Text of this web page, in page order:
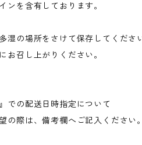
ンを含有しております。
湿の場所をさけて保存してくださ
お召し上がりください。
での配送日時指定について
の際は、備考欄へご記入ください。